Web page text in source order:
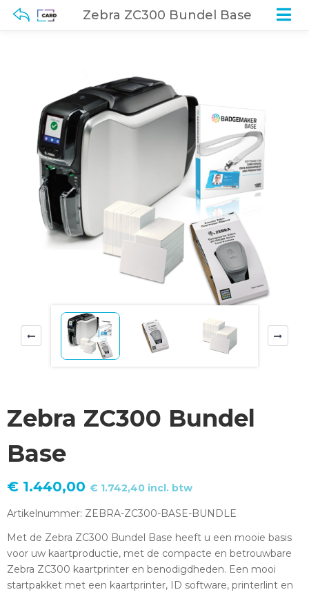
Zebra ZC300 Bundel Base
Zebra ZC300 Bundel
Base
€ 1.440,00 € 1.742,40 incl. btw
Artikelnummer: ZEBRA-ZC300-BASE-BUNDLE
Met de Zebra ZC300 Bundel Base heeft u een mooie basis
voor uw kaartproductie, met de compacte en betrouwbare
Zebra ZC300 kaartprinter en benodigdheden. Een mooi
startpakket met een kaartprinter, ID software, printerlint en